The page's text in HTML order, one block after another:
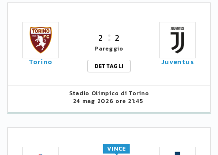
Torino
2 2
Pareggio
DETTAGLI
Juventus
Stadio Olimpico di Torino
24 mag 2026 ore 21:45
VINCE